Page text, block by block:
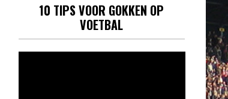
10 TIPS VOOR GOKKEN OP
VOETBAL